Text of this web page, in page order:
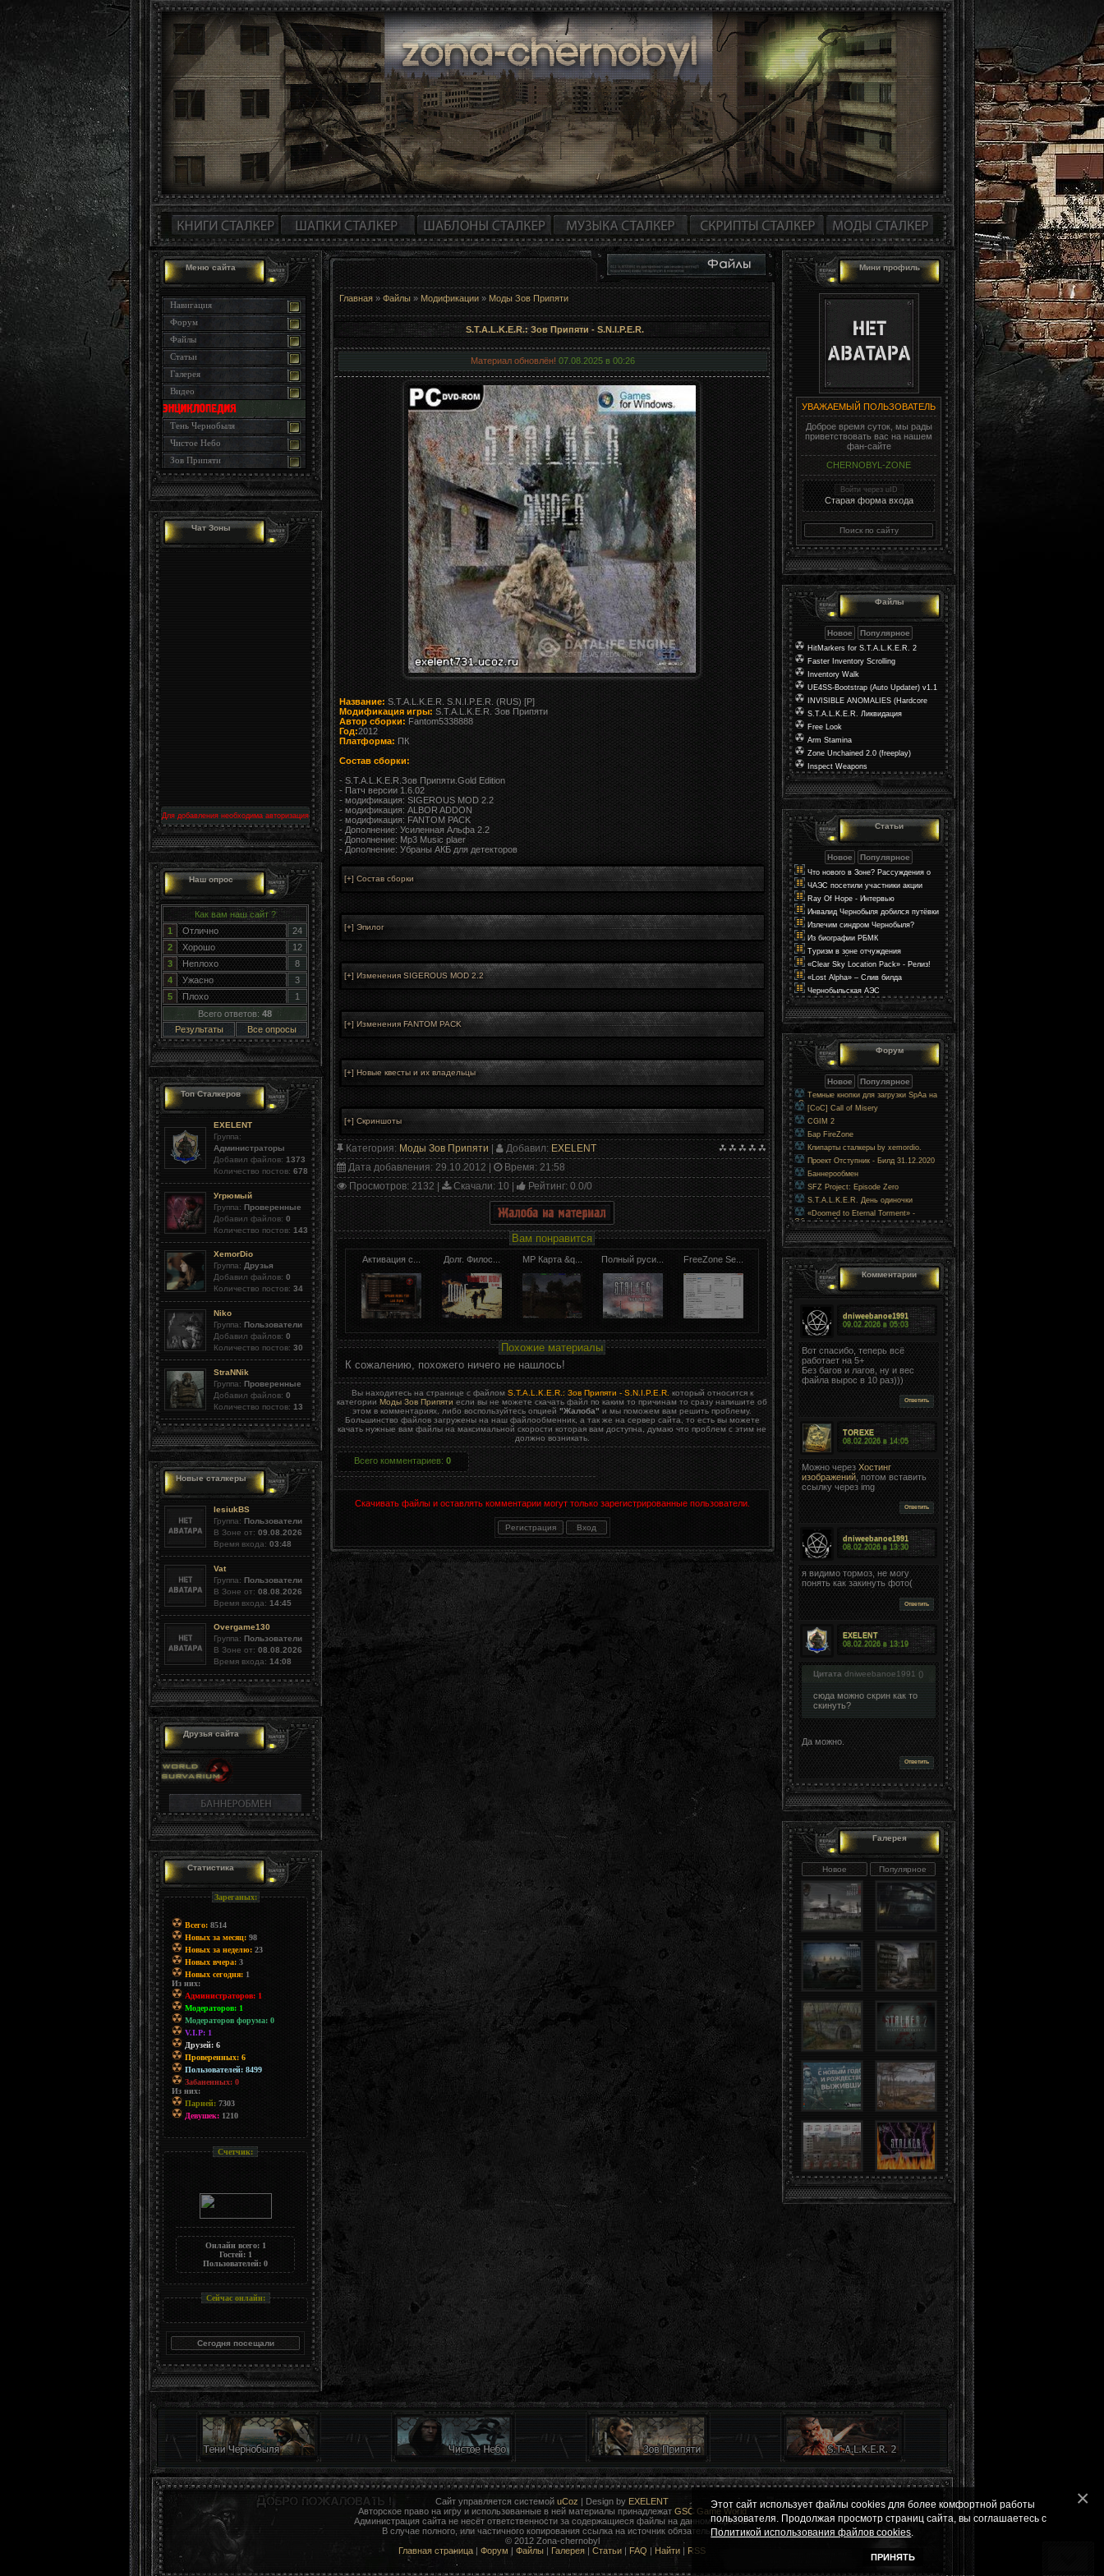
Меню сайта
Навигация
Форум
Файлы
Статьи
Галерея
Видео
Тень Чернобыля
Чистое Небо
Зов Припяти
Чат Зоны
Для добавления необходима авторизация
Наш опрос
Как вам наш сайт ?
1
Отлично
24
2
Хорошо
12
3
Неплохо
8
4
Ужасно
3
5
Плохо
1
Всего ответов: 48
Результаты
Все опросы
Топ Сталкеров
EXELENT
Группа:
Администраторы
Добавил файлов: 1373
Количество постов: 678
Угрюмый
Группа: Проверенные
Добавил файлов: 0
Количество постов: 143
XemorDio
Группа: Друзья
Добавил файлов: 0
Количество постов: 34
Niko
Группа: Пользователи
Добавил файлов: 0
Количество постов: 30
StraNNik
Группа: Проверенные
Добавил файлов: 0
Количество постов: 13
Новые сталкеры
lesiukBS
Группа: Пользователи
В Зоне от: 09.08.2026
Время входа: 03:48
Vat
Группа: Пользователи
В Зоне от: 08.08.2026
Время входа: 14:45
Overgame130
Группа: Пользователи
В Зоне от: 08.08.2026
Время входа: 14:08
Друзья сайта
Статистика
Зареганых:
Всего:8514
Новых за месяц:98
Новых за неделю:23
Новых вчера:3
Новых сегодня:1
Из них:
Администраторов: 1
Модераторов: 1
Модераторов форума: 0
V.I.P: 1
Друзей: 6
Проверенных: 6
Пользователей: 8499
Забаненных: 0
Из них:
Парней:7303
Девушек:1210
Счетчик:
Онлайн всего: 1
Гостей: 1
Пользователей: 0
Сейчас онлайн:
Главная » Файлы » Модификации » Моды Зов Припяти
S.T.A.L.K.E.R.: Зов Припяти - S.N.I.P.E.R.
Материал обновлён! 07.08.2025 в 00:26
Название: S.T.A.L.K.E.R. S.N.I.P.E.R. (RUS) [P]
Модификация игры: S.T.A.L.K.E.R. Зов Припяти
Автор сборки: Fantom5338888
Год:2012
Платформа: ПК
Состав сборки:
- S.T.A.L.K.E.R.Зов Припяти.Gold Edition
- Патч версии 1.6.02
- модификация: SIGEROUS MOD 2.2
- модификация: ALBOR ADDON
- модификация: FANTOM PACK
- Дополнение: Усиленная Альфа 2.2
- Дополнение: Mp3 Music plaer
- Дополнение: Убраны АКБ для детекторов
Категория: Моды Зов Припяти | Добавил: EXELENT
Дата добавления: 29.10.2012 | Время: 21:58
Просмотров: 2132 | Скачали: 10 | Рейтинг: 0.0/0
Вам понравится
Активация с... Долг. Филос... MP Карта &q... Полный руси... FreeZone Se...
Похожие материалы
К сожалению, похожего ничего не нашлось!
Вы находитесь на странице с файлом S.T.A.L.K.E.R.: Зов Припяти - S.N.I.P.E.R. который относится к
категории Моды Зов Припяти если вы не можете скачать файл по каким то причинам то сразу напишите об
этом в комментариях, либо воспользуйтесь опцией "Жалоба" и мы поможем вам решить проблему.
Большинство файлов загружены на наш файлообменник, а так же на сервер сайта, то есть вы можете
качать нужные вам файлы на максимальной скорости которая вам доступна, думаю что проблем с этим не
должно возникать.
Всего комментариев: 0
Скачивать файлы и оставлять комментарии могут только зарегистрированные пользователи.
Мини профиль
УВАЖАЕМЫЙ ПОЛЬЗОВАТЕЛЬ
Доброе время суток, мы рады
приветствовать вас на нашем
фан-сайте
CHERNOBYL-ZONE
Войти через uID
Старая форма входа
Файлы
HitMarkers for S.T.A.L.K.E.R. 2
Faster Inventory Scrolling
Inventory Walk
UE4SS-Bootstrap (Auto Updater) v1.1
INVISIBLE ANOMALIES (Hardcore
Mod)
S.T.A.L.K.E.R. Ликвидация
Free Look
Arm Stamina
Zone Unchained 2.0 (freeplay)
Inspect Weapons
Статьи
Что нового в Зоне? Рассуждения о
мире в S.T.A.L.K.E.R. 2
ЧАЭС посетили участники акции
«Поезд Единения Украины»
Ray Of Hope - Интервью
Инвалид Чернобыля добился путёвки
через прокуратуру
Излечим синдром Чернобыля?
Из биографии РБМК
Туризм в зоне отчуждения
Чернобыльской АЭС
«Clear Sky Location Pack» - Релиз!
«Lost Alpha» – Слив билда
Чернобыльская АЭС
Форум
Темные кнопки для загрузки SpAa на
uCoz
[CoC] Call of Misery
CGIM 2
Бар FireZone
Клипарты сталкеры by xemordio.
Проект Отступник - Билд 31.12.2020
Баннерообмен
SFZ Project: Episode Zero
S.T.A.L.K.E.R. День одиночки
«Doomed to Eternal Torment» -
Обречённый на вечные муки
Комментарии
dniweebanoe1991
09.02.2026 в05:03
Вот спасибо, теперь всё
работает на 5+
Без багов и лагов, ну и вес
файла вырос в 10 раз)))
Ответить
TOREXE
08.02.2026 в14:05
Можно черезХостинг
изображений, потом вставить
ссылку через img
Ответить
dniweebanoe1991
08.02.2026 в13:30
я видимо тормоз, не могу
понять как закинуть фото(
Ответить
EXELENT
08.02.2026 в13:19
Цитата dniweebanoe1991 ()
сюда можно скрин как то
скинуть?
Да можно.
Ответить
Галерея
Сайт управляется системой uCoz | Design by EXELENT
Авторское право на игру и использованные в ней материалы принадлежат GSC Game World
Администрация сайта не несёт ответственности за содержащиеся файлы на данном портале.
В случае полного, или частичного копирования ссылка на источник обязательна!
© 2012 Zona-chernobyl
Главная страница | Форум | Файлы | Галерея | Статьи | FAQ | Найти | RSS
Этот сайт использует файлы cookies для более комфортной работы
пользователя. Продолжая просмотр страниц сайта, вы соглашаетесь с
Политикой использования файлов cookies
ПРИНЯТЬ